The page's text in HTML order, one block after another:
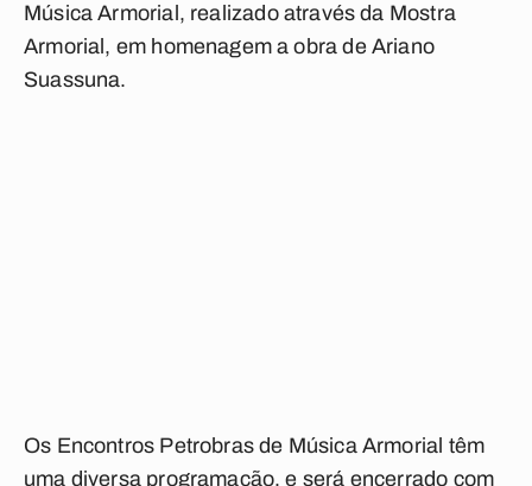
MúsicaArmorial, realizado através da Mostra
Armorial, em homenagem a obra de Ariano
Suassuna.
Os Encontros Petrobras de Música Armorial têm
uma diversa programação, e será encerrado com